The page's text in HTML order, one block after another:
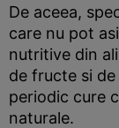
De aceea,
care nu pot
nutritive din
de fructe si
periodic cure
naturale.